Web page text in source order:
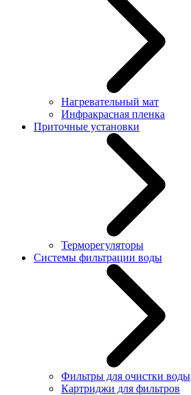
Нагревательный мат
Инфракрасная пленка
Приточные установки
Терморегуляторы
Системы фильтрации воды
Фильтры для очистки воды
Картриджи для фильтров